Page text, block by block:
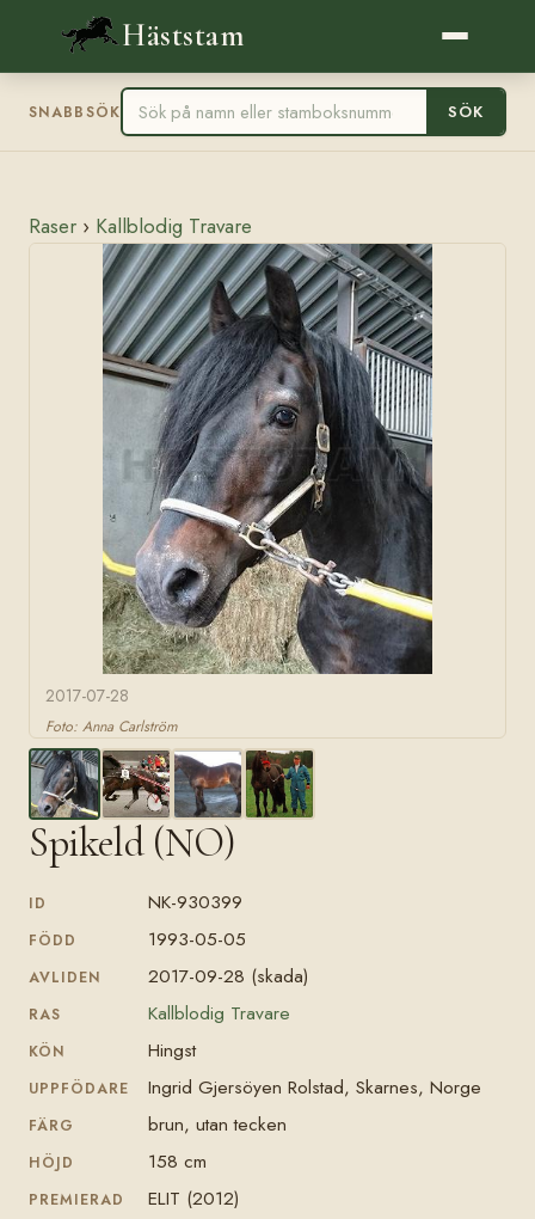
Häststam
SNABBSÖK SÖK
Raser › Kallblodig Travare
2017-07-28
Foto: Anna Carlström
Spikeld (NO)
ID NK-930399
FÖDD 1993-05-05
AVLIDEN 2017-09-28 (skada)
RAS Kallblodig Travare
KÖN Hingst
UPPFÖDARE Ingrid Gjersöyen Rolstad, Skarnes, Norge
FÄRG brun, utan tecken
HÖJD 158 cm
PREMIERAD ELIT (2012)